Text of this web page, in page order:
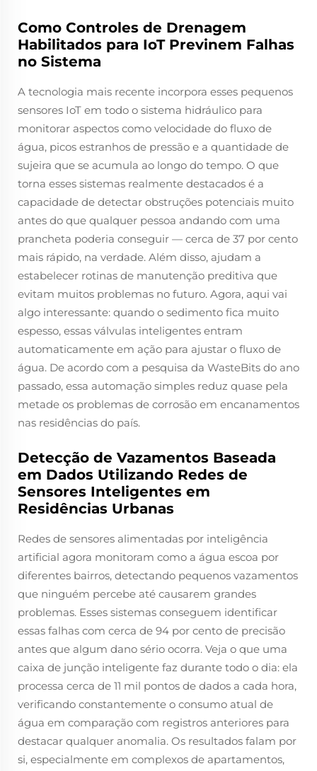
Como Controles de Drenagem
Habilitados para IoT Previnem Falhas
no Sistema
A tecnologia mais recente incorpora esses pequenos
sensores IoT em todo o sistema hidráulico para
monitorar aspectos como velocidade do fluxo de
água, picos estranhos de pressão e a quantidade de
sujeira que se acumula ao longo do tempo. O que
torna esses sistemas realmente destacados é a
capacidade de detectar obstruções potenciais muito
antes do que qualquer pessoa andando com uma
prancheta poderia conseguir — cerca de 37 por cento
mais rápido, na verdade. Além disso, ajudam a
estabelecer rotinas de manutenção preditiva que
evitam muitos problemas no futuro. Agora, aqui vai
algo interessante: quando o sedimento fica muito
espesso, essas válvulas inteligentes entram
automaticamente em ação para ajustar o fluxo de
água. De acordo com a pesquisa da WasteBits do ano
passado, essa automação simples reduz quase pela
metade os problemas de corrosão em encanamentos
nas residências do país.
Detecção de Vazamentos Baseada
em Dados Utilizando Redes de
Sensores Inteligentes em
Residências Urbanas
Redes de sensores alimentadas por inteligência
artificial agora monitoram como a água escoa por
diferentes bairros, detectando pequenos vazamentos
que ninguém percebe até causarem grandes
problemas. Esses sistemas conseguem identificar
essas falhas com cerca de 94 por cento de precisão
antes que algum dano sério ocorra. Veja o que uma
caixa de junção inteligente faz durante todo o dia: ela
processa cerca de 11 mil pontos de dados a cada hora,
verificando constantemente o consumo atual de
água em comparação com registros anteriores para
destacar qualquer anomalia. Os resultados falam por
si, especialmente em complexos de apartamentos,